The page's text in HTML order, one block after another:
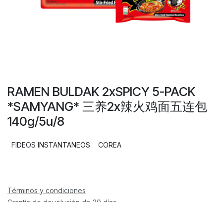
RAMEN BULDAK 2xSPICY 5-PACK
*SAMYANG* 三养2x辣火鸡面五连包
140g/5u/8
FIDEOS INSTANTANEOS COREA
Términos y condiciones